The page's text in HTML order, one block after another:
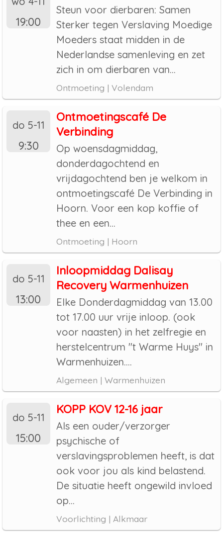
19:00
Steun voor dierbaren: Samen
Sterker tegen Verslaving Moedige
Moeders staat midden in de
Nederlandse samenleving en zet
zich in om dierbaren van...
Ontmoeting | Volendam
do 5-11
9:30
Ontmoetingscafé De
Verbinding
Op woensdagmiddag,
donderdagochtend en
vrijdagochtend ben je welkom in
ontmoetingscafé De Verbinding in
Hoorn. Voor een kop koffie of
thee en een...
Ontmoeting | Hoorn
do 5-11
13:00
Inloopmiddag Dalisay
Recovery Warmenhuizen
Elke Donderdagmiddag van 13.00
tot 17.00 uur vrije inloop. (ook
voor naasten) in het zelfregie en
herstelcentrum "t Warme Huys" in
Warmenhuizen....
Algemeen | Warmenhuizen
do 5-11
15:00
KOPP KOV 12-16 jaar
Als een ouder/verzorger
psychische of
verslavingsproblemen heeft, is dat
ook voor jou als kind belastend.
De situatie heeft ongewild invloed
op...
Voorlichting | Alkmaar